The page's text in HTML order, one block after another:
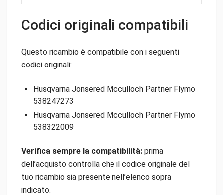
Codici originali compatibili
Questo ricambio è compatibile con i seguenti
codici originali:
Husqvarna Jonsered Mcculloch Partner Flymo
538247273
Husqvarna Jonsered Mcculloch Partner Flymo
538322009
Verifica sempre la compatibilità: prima
dell’acquisto controlla che il codice originale del
tuo ricambio sia presente nell’elenco sopra
indicato.